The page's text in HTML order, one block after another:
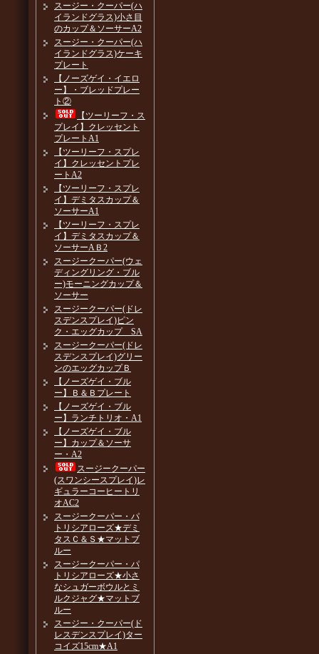
スージー・クーパー(ハ
イランドグラス)小さ目
のカップ＆ソーサーA2
スージー・クーパー(ハ
イランドグラス)ケーキ
プレート
【ノーズゲイ・イエロ
ー】・ブレッドプレー
ト②
【ツーリーフ・ス
プレイ】クレッセント
プレートA1
【ツーリーフ・スプレ
イ】クレッセントプレ
ートA2
【ツーリーフ・スプレ
イ】デミタスカップ＆
ソーサーA1
【ツーリーフ・スプレ
イ】デミタスカップ＆
ソーサーAＢ2
スージークーパー(ウェ
ディングリング・ブル
ー)モーニングカップ＆
ソーサー
スージークーパー(ドレ
スデンスプレイ)ピン
ク・エッグカップ SA
スージークーパー(ドレ
スデンスプレイ)グリー
ンのエッグカップＢ
【ノーズゲイ・ブル
ー】Ｂ＆Ｂプレート
【ノーズゲイ・ブル
ー】ランチトリオ・A1
【ノーズゲイ・ブル
ー】カップ＆ソーサ
ー・A2
スージークーパー
(スワンシースプレイ)レ
ギュラーコーヒートリ
オAC2
スージークーパー・パ
トリシアローズ★デミ
タスＣ＆Ｓ★マットブ
ルー
スージークーパー・パ
トリシアローズ★小さ
なシュガーボウルとミ
ルクジャグ★マットブ
ルー
スージー・クーパー(ド
レスデンスプレイ)ター
コイズ15cm★A1